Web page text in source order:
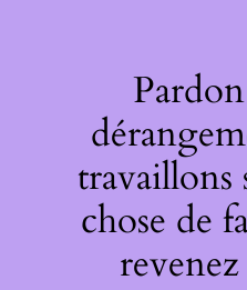
travaillons
chose de